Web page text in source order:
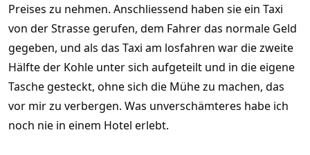
Preises zu nehmen. Anschliessend haben sie ein Taxi
von der Strasse gerufen, dem Fahrer das normale Geld
gegeben, und als das Taxi am losfahren war die zweite
Hälfte der Kohle unter sich aufgeteilt und in die eigene
Tasche gesteckt, ohne sich die Mühe zu machen, das
vor mir zu verbergen. Was unverschämteres habe ich
noch nie in einem Hotel erlebt.